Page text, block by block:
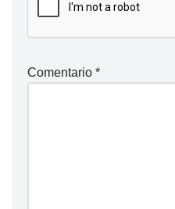
Comentario *